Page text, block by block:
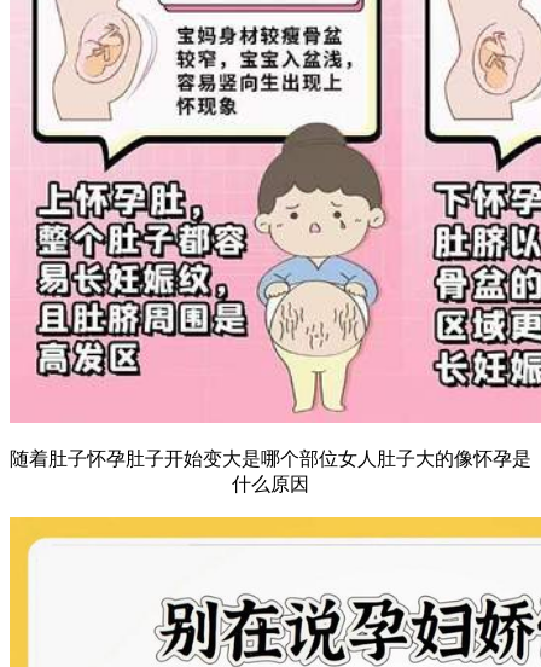
随着肚子怀孕肚子开始变大是哪个部位女人肚子大的像怀孕是
什么原因